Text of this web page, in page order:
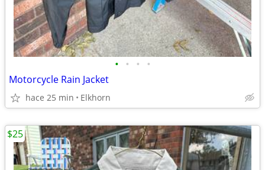
• • • •
Motorcycle Rain Jacket
hace 25 min Elkhorn
$25